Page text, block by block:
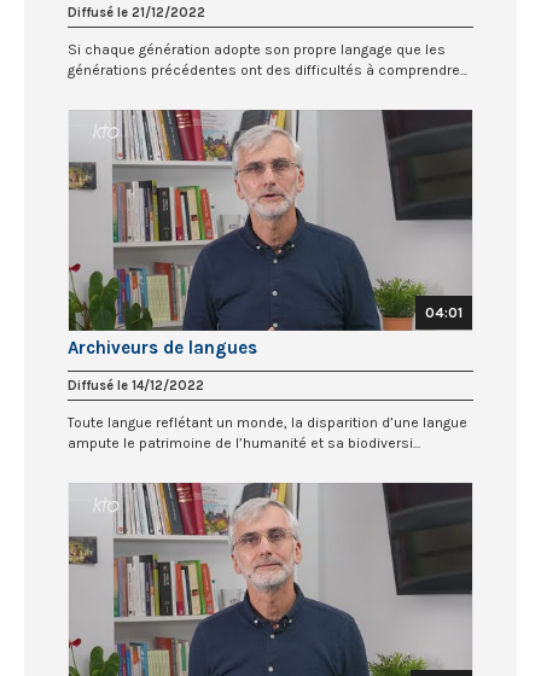
Diffusé le 21/12/2022
Si chaque génération adopte son propre langage que les
générations précédentes ont des difficultés à comprendre...
04:01
Archiveurs de langues
Diffusé le 14/12/2022
Toute langue reflétant un monde, la disparition d’une langue
ampute le patrimoine de l’humanité et sa biodiversi...